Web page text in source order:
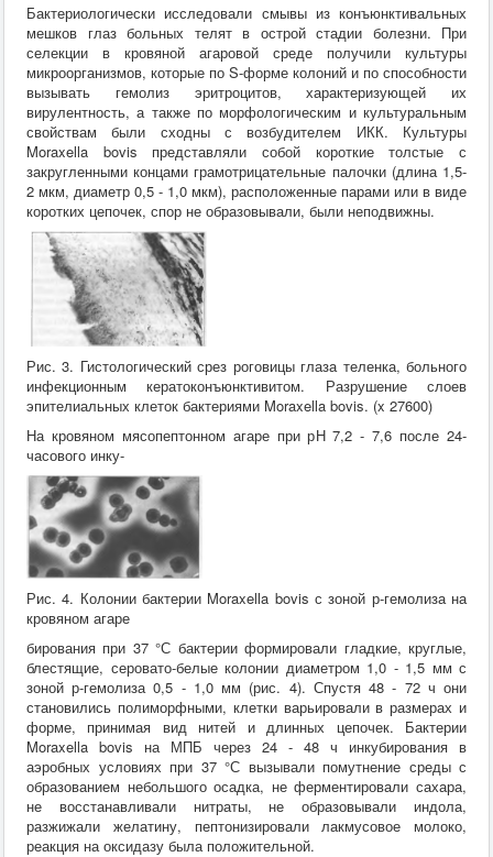
Бактериологически исследовали смывы из конъюнктивальных
мешков глаз больных телят в острой стадии болезни. При
селекции в кровяной агаровой среде получили культуры
микроорганизмов, которые по S-форме колоний и по способности
вызывать гемолиз эритроцитов, характеризующей их
вирулентность, а также по морфологическим и культуральным
свойствам были сходны с возбудителем ИКК. Культуры
Moraxella bovis представляли собой короткие толстые с
закругленными концами грамотрицательные палочки (длина 1,5-
2 мкм, диаметр 0,5 - 1,0 мкм), расположенные парами или в виде
коротких цепочек, спор не образовывали, были неподвижны.
Рис. 3. Гистологический срез роговицы глаза теленка, больного
инфекционным кератоконъюнктивитом. Разрушение слоев
эпителиальных клеток бактериями Moraxella bovis. (x 27600)
На кровяном мясопептонном агаре при рН 7,2 - 7,6 после 24-
часового инку-
Рис. 4. Колонии бактерии Moraxella bovis с зоной р-гемолиза на
кровяном агаре
бирования при 37 °С бактерии формировали гладкие, круглые,
блестящие, серовато-белые колонии диаметром 1,0 - 1,5 мм с
зоной р-гемолиза 0,5 - 1,0 мм (рис. 4). Спустя 48 - 72 ч они
становились полиморфными, клетки варьировали в размерах и
форме, принимая вид нитей и длинных цепочек. Бактерии
Moraxella bovis на МПБ через 24 - 48 ч инкубирования в
аэробных условиях при 37 °С вызывали помутнение среды с
образованием небольшого осадка, не ферментировали сахара,
не восстанавливали нитраты, не образовывали индола,
разжижали желатину, пептонизировали лакмусовое молоко,
реакция на оксидазу была положительной.